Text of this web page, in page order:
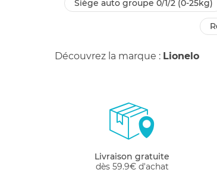
siège auto groupe 0/1/2 (0-25kg)
Découvrez la marque : Lionelo
Livraison gratuite
dès 59.9€ d'achat